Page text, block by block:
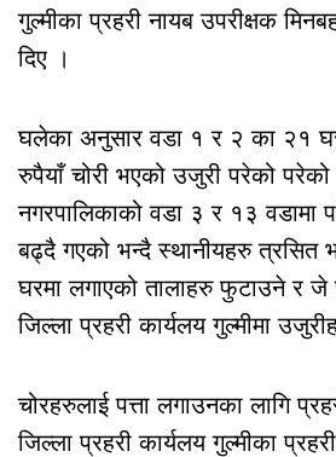
गुल्मीका प्रहरी नायब उपरीक्षक
दिए ।
घलेका अनुसार वडा १ र २ का २१
रुपैयाँ चोरी भएको उजुरी परेको
नगरपालिकाको वडा ३ र १३ वडामा
बढ्दै गएको भन्दै स्थानीयहरु
घरमा लगाएको तालाहरु फुटाउने र जे
जिल्ला प्रहरी कार्यलय गुल्मीमा
चोरहरुलाई पत्ता लगाउनका लागि
जिल्ला प्रहरी कार्यलय गुल्मीका